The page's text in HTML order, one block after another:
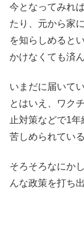
今となってみれ
たり、元から家
を知らしめると
かけなくても済
いまだに届いて
とはいえ、ワク
止対策などで1
苦しめられてい
そろそろなにか
んな政策を打ち